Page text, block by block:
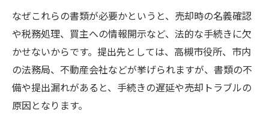
なぜこれらの書類が必要かというと、売却時の名義確認
や税務処理、買主への情報開示など、法的な手続きに欠
かせないからです。提出先としては、高槻市役所、市内
の法務局、不動産会社などが挙げられますが、書類の不
備や提出漏れがあると、手続きの遅延や売却トラブルの
原因となります。